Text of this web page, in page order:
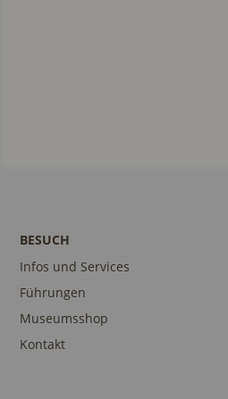
BESUCH
Infos und Services
Führungen
Museumsshop
Kontakt